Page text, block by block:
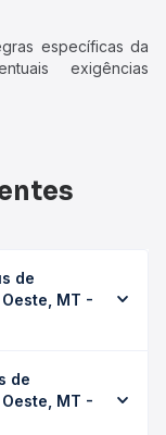
específicas da
exigências
de
MT -
0 horas,
de serviço
de
de
MT -